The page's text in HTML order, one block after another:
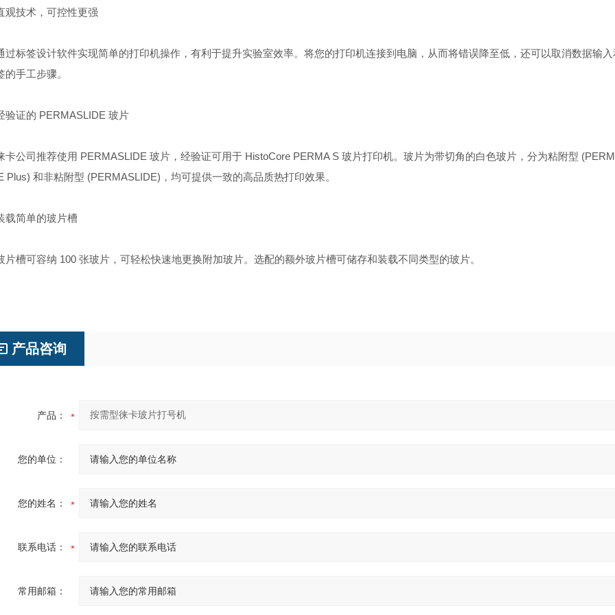
技术，可控性更强
签设计软件实现简单的打印机操作，有利于提升实验室效率。将您的打印机连接到电脑，从而将错误降至低，还可以取消数据输入
的手工步骤。
证的 PERMASLIDE 玻片
司推荐使用 PERMASLIDE 玻片，经验证可用于 HistoCore PERMA S 玻片打印机。玻片为带切角的白色玻片，分为粘附型
Plus) 和非粘附型 (PERMASLIDE)，均可提供一致的高品质热打印效果。
简单的玻片槽
可容纳 100 张玻片，可轻松快速地更换附加玻片。选配的额外玻片槽可储存和装载不同类型的玻片。
产品咨询
产品：
您的单位：
您的姓名：
联系电话：
常用邮箱：